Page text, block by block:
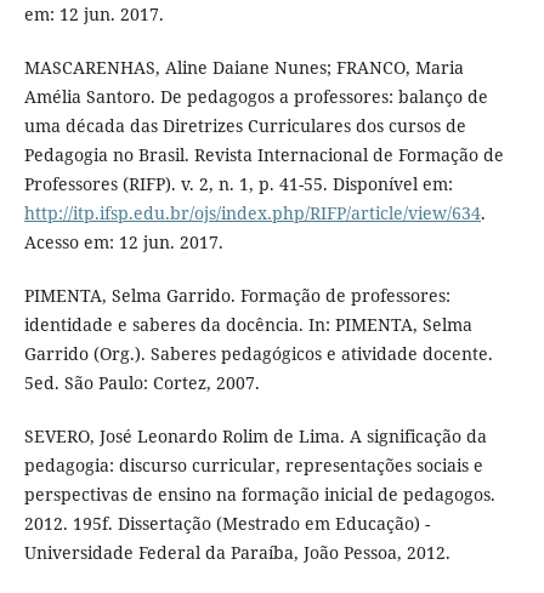
em: 12 jun. 2017.
MASCARENHAS, Aline Daiane Nunes; FRANCO, Maria
Amélia Santoro. De pedagogos a professores: balanço de
uma década das Diretrizes Curriculares dos cursos de
Pedagogia no Brasil. Revista Internacional de Formação de
Professores (RIFP). v. 2, n. 1, p. 41-55. Disponível em:
http://itp.ifsp.edu.br/ojs/index.php/RIFP/article/view/634.
Acesso em: 12 jun. 2017.
PIMENTA, Selma Garrido. Formação de professores:
identidade e saberes da docência. In: PIMENTA, Selma
Garrido (Org.). Saberes pedagógicos e atividade docente.
5ed. São Paulo: Cortez, 2007.
SEVERO, José Leonardo Rolim de Lima. A significação da
pedagogia: discurso curricular, representações sociais e
perspectivas de ensino na formação inicial de pedagogos.
2012. 195f. Dissertação (Mestrado em Educação) -
Universidade Federal da Paraíba, João Pessoa, 2012.